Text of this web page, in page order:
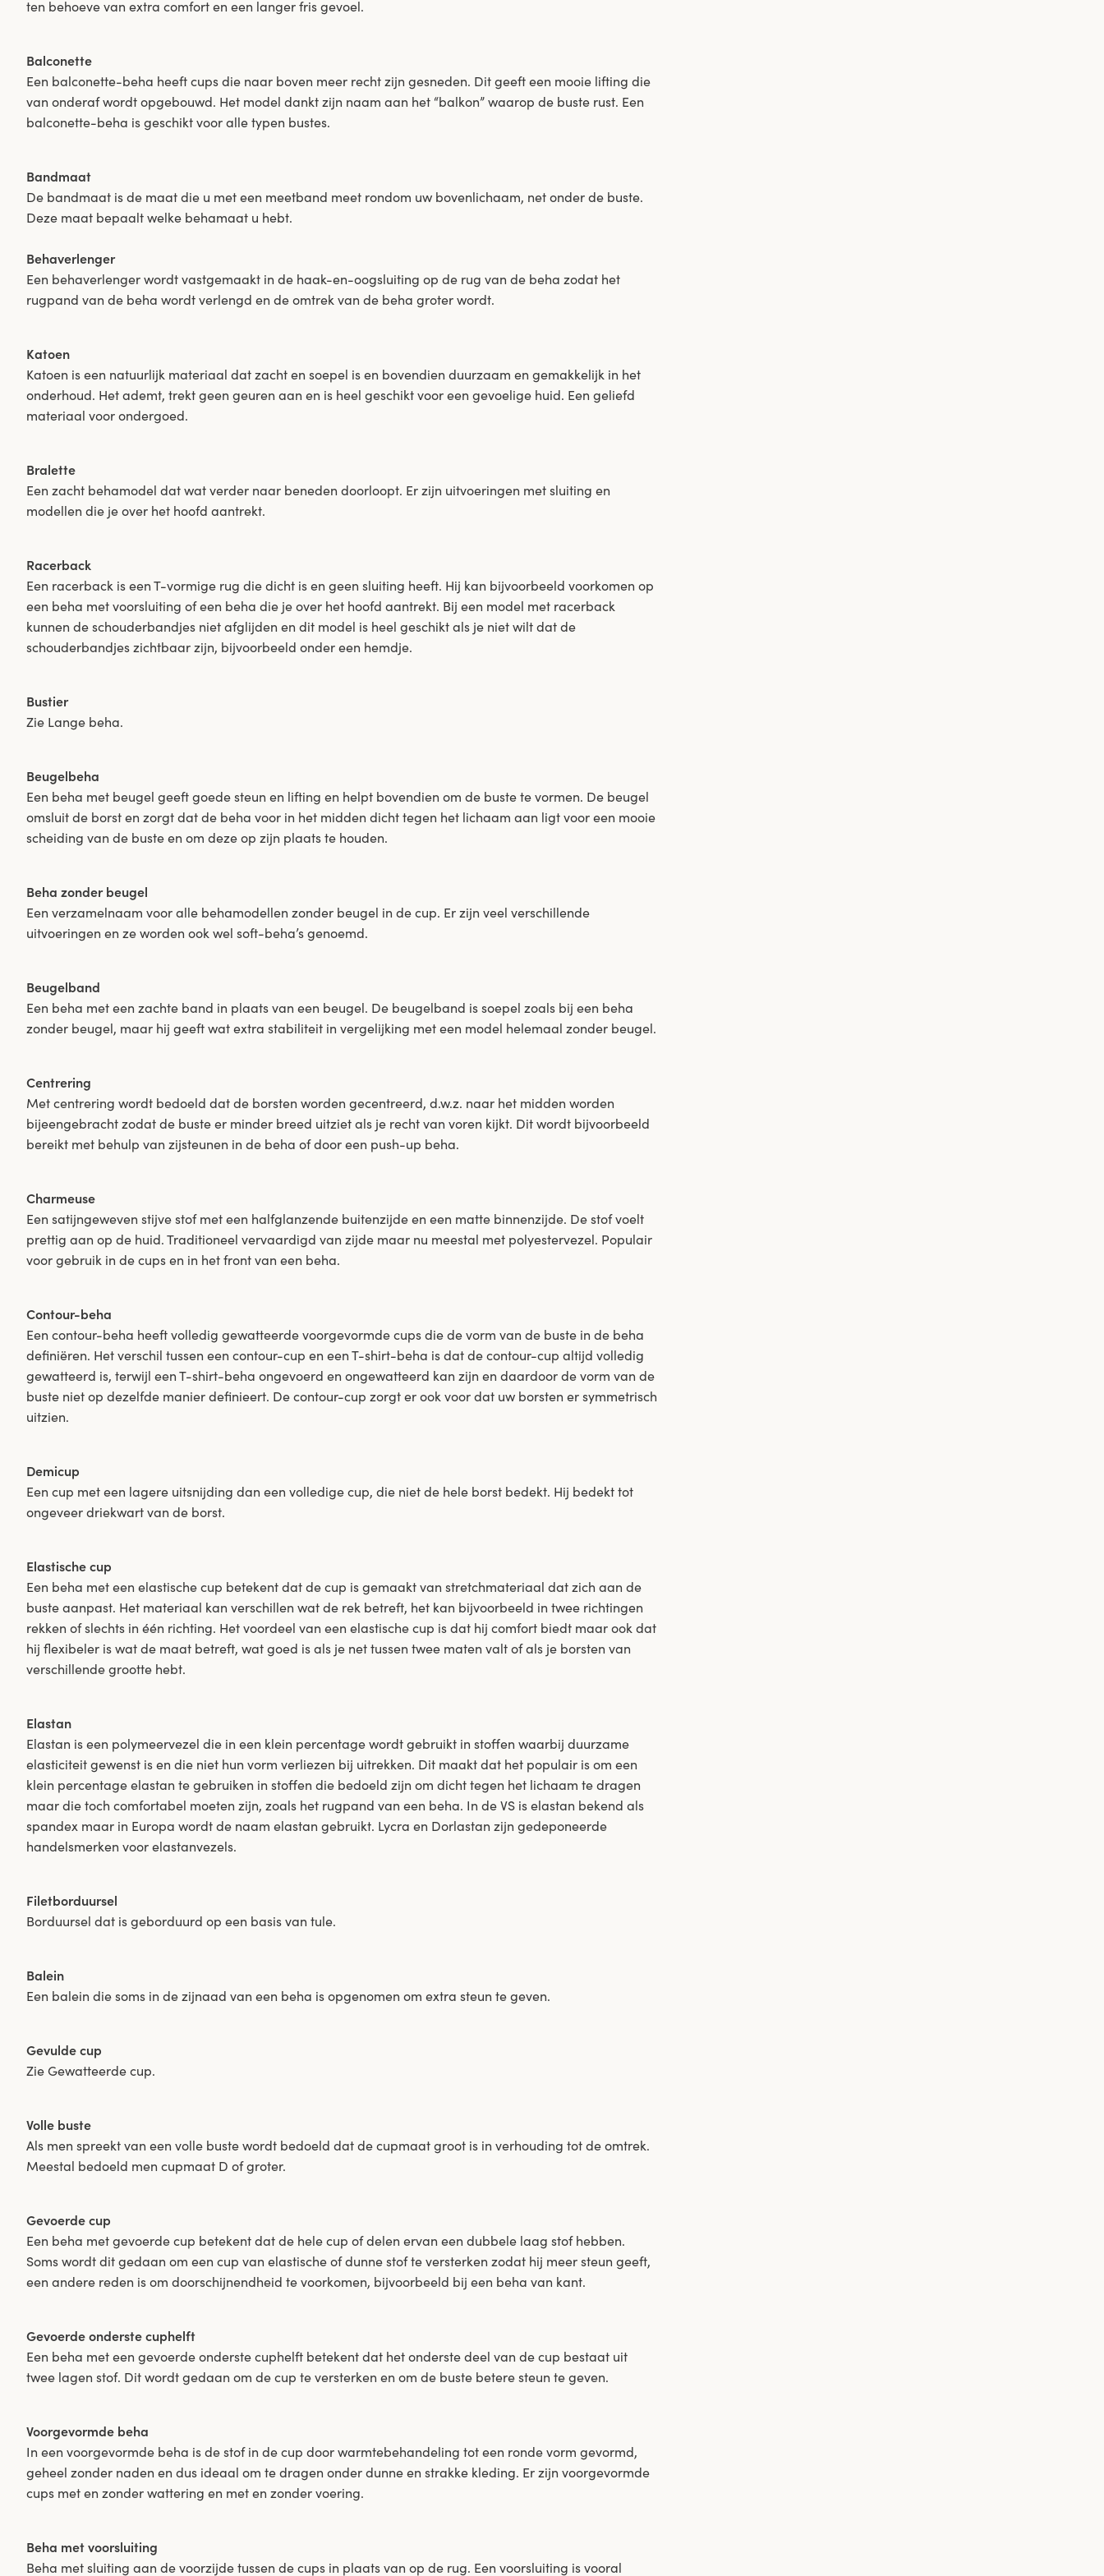
ten behoeve van extra comfort en een langer fris gevoel.
Balconette
Een balconette-beha heeft cups die naar boven meer recht zijn gesneden. Dit geeft een mooie lifting die
van onderaf wordt opgebouwd. Het model dankt zijn naam aan het “balkon” waarop de buste rust. Een
balconette-beha is geschikt voor alle typen bustes.
Bandmaat
De bandmaat is de maat die u met een meetband meet rondom uw bovenlichaam, net onder de buste.
Deze maat bepaalt welke behamaat u hebt.
Behaverlenger
Een behaverlenger wordt vastgemaakt in de haak-en-oogsluiting op de rug van de beha zodat het
rugpand van de beha wordt verlengd en de omtrek van de beha groter wordt.
Katoen
Katoen is een natuurlijk materiaal dat zacht en soepel is en bovendien duurzaam en gemakkelijk in het
onderhoud. Het ademt, trekt geen geuren aan en is heel geschikt voor een gevoelige huid. Een geliefd
materiaal voor ondergoed.
Bralette
Een zacht behamodel dat wat verder naar beneden doorloopt. Er zijn uitvoeringen met sluiting en
modellen die je over het hoofd aantrekt.
Racerback
Een racerback is een T-vormige rug die dicht is en geen sluiting heeft. Hij kan bijvoorbeeld voorkomen op
een beha met voorsluiting of een beha die je over het hoofd aantrekt. Bij een model met racerback
kunnen de schouderbandjes niet afglijden en dit model is heel geschikt als je niet wilt dat de
schouderbandjes zichtbaar zijn, bijvoorbeeld onder een hemdje.
Bustier
Zie Lange beha.
Beugelbeha
Een beha met beugel geeft goede steun en lifting en helpt bovendien om de buste te vormen. De beugel
omsluit de borst en zorgt dat de beha voor in het midden dicht tegen het lichaam aan ligt voor een mooie
scheiding van de buste en om deze op zijn plaats te houden.
Beha zonder beugel
Een verzamelnaam voor alle behamodellen zonder beugel in de cup. Er zijn veel verschillende
uitvoeringen en ze worden ook wel soft-beha’s genoemd.
Beugelband
Een beha met een zachte band in plaats van een beugel. De beugelband is soepel zoals bij een beha
zonder beugel, maar hij geeft wat extra stabiliteit in vergelijking met een model helemaal zonder beugel.
Centrering
Met centrering wordt bedoeld dat de borsten worden gecentreerd, d.w.z. naar het midden worden
bijeengebracht zodat de buste er minder breed uitziet als je recht van voren kijkt. Dit wordt bijvoorbeeld
bereikt met behulp van zijsteunen in de beha of door een push-up beha.
Charmeuse
Een satijngeweven stijve stof met een halfglanzende buitenzijde en een matte binnenzijde. De stof voelt
prettig aan op de huid. Traditioneel vervaardigd van zijde maar nu meestal met polyestervezel. Populair
voor gebruik in de cups en in het front van een beha.
Contour-beha
Een contour-beha heeft volledig gewatteerde voorgevormde cups die de vorm van de buste in de beha
definiëren. Het verschil tussen een contour-cup en een T-shirt-beha is dat de contour-cup altijd volledig
gewatteerd is, terwijl een T-shirt-beha ongevoerd en ongewatteerd kan zijn en daardoor de vorm van de
buste niet op dezelfde manier definieert. De contour-cup zorgt er ook voor dat uw borsten er symmetrisch
uitzien.
Demicup
Een cup met een lagere uitsnijding dan een volledige cup, die niet de hele borst bedekt. Hij bedekt tot
ongeveer driekwart van de borst.
Elastische cup
Een beha met een elastische cup betekent dat de cup is gemaakt van stretchmateriaal dat zich aan de
buste aanpast. Het materiaal kan verschillen wat de rek betreft, het kan bijvoorbeeld in twee richtingen
rekken of slechts in één richting. Het voordeel van een elastische cup is dat hij comfort biedt maar ook dat
hij flexibeler is wat de maat betreft, wat goed is als je net tussen twee maten valt of als je borsten van
verschillende grootte hebt.
Elastan
Elastan is een polymeervezel die in een klein percentage wordt gebruikt in stoffen waarbij duurzame
elasticiteit gewenst is en die niet hun vorm verliezen bij uitrekken. Dit maakt dat het populair is om een
klein percentage elastan te gebruiken in stoffen die bedoeld zijn om dicht tegen het lichaam te dragen
maar die toch comfortabel moeten zijn, zoals het rugpand van een beha. In de VS is elastan bekend als
spandex maar in Europa wordt de naam elastan gebruikt. Lycra en Dorlastan zijn gedeponeerde
handelsmerken voor elastanvezels.
Filetborduursel
Borduursel dat is geborduurd op een basis van tule.
Balein
Een balein die soms in de zijnaad van een beha is opgenomen om extra steun te geven.
Gevulde cup
Zie Gewatteerde cup.
Volle buste
Als men spreekt van een volle buste wordt bedoeld dat de cupmaat groot is in verhouding tot de omtrek.
Meestal bedoeld men cupmaat D of groter.
Gevoerde cup
Een beha met gevoerde cup betekent dat de hele cup of delen ervan een dubbele laag stof hebben.
Soms wordt dit gedaan om een cup van elastische of dunne stof te versterken zodat hij meer steun geeft,
een andere reden is om doorschijnendheid te voorkomen, bijvoorbeeld bij een beha van kant.
Gevoerde onderste cuphelft
Een beha met een gevoerde onderste cuphelft betekent dat het onderste deel van de cup bestaat uit
twee lagen stof. Dit wordt gedaan om de cup te versterken en om de buste betere steun te geven.
Voorgevormde beha
In een voorgevormde beha is de stof in de cup door warmtebehandeling tot een ronde vorm gevormd,
geheel zonder naden en dus ideaal om te dragen onder dunne en strakke kleding. Er zijn voorgevormde
cups met en zonder wattering en met en zonder voering.
Beha met voorsluiting
Beha met sluiting aan de voorzijde tussen de cups in plaats van op de rug. Een voorsluiting is vooral